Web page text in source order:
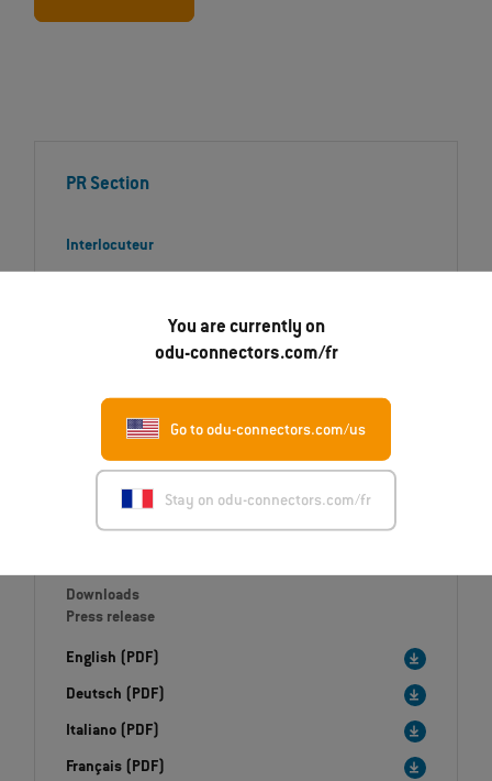
You are currently on
odu-connectors.com/fr
Go to odu-connectors.com/us
Stay on odu-connectors.com/fr
PR Section
Interlocuteur
Numéro de téléphone
Daniel.Klemisch@odu.de
Downloads
Press release
English (PDF)
Deutsch (PDF)
Italiano (PDF)
Français (PDF)